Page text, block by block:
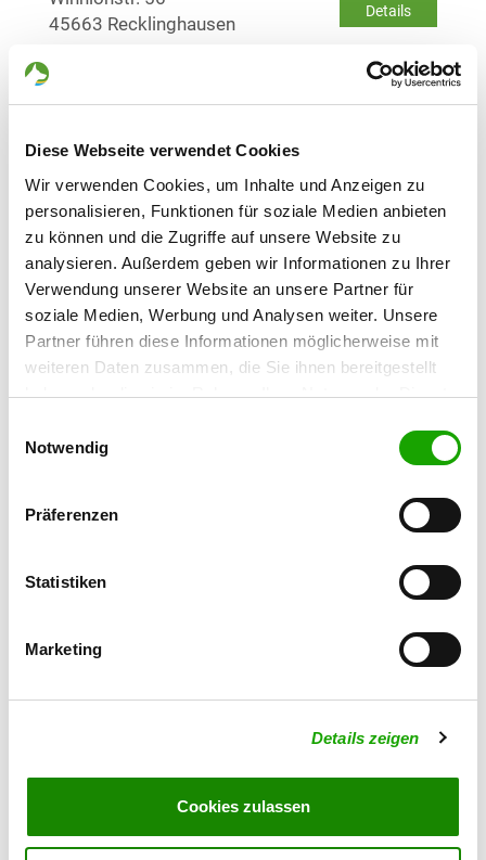
Diese Webseite verwendet Cookies
Wir verwenden Cookies, um Inhalte und Anzeigen zu
personalisieren, Funktionen für soziale Medien anbieten
zu können und die Zugriffe auf unsere Website zu
analysieren. Außerdem geben wir Informationen zu Ihrer
Verwendung unserer Website an unsere Partner für
soziale Medien, Werbung und Analysen weiter. Unsere
Partner führen diese Informationen möglicherweise mit
weiteren Daten zusammen, die Sie ihnen bereitgestellt
haben oder die sie im Rahmen Ihrer Nutzung der Dienste
Cookies, wenn Sie unsere Webseite weiterhin nutzen.
Notwendig
Präferenzen
Statistiken
Marketing
Details zeigen
Cookies zulassen
Details
45663 Recklinghausen
Klostermannstr. 7 A
44809 Bochum
Currently no puppies for sale
Kennel: vom Wannebachtal
Details
Wörthstr. 34
44149 Dortmund
Kennel: von Bödefeld
Details
44357 Dortmund
Details
Dünnebecke 101
Kennel: Falan's
Lünener Str. 217
59368 Werne